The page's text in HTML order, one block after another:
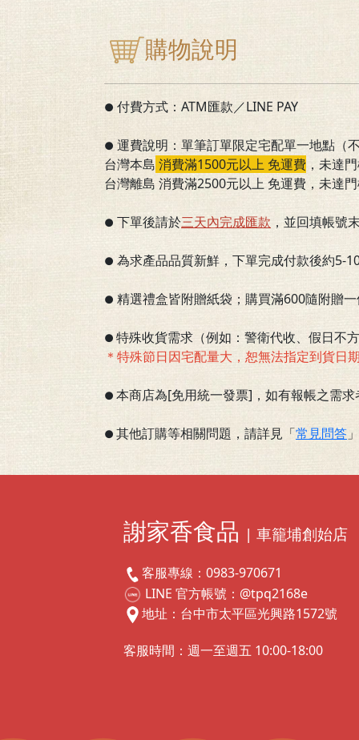
購物說明
● 付費方式：ATM匯款／LINE PAY
● 運費說明：單筆訂單限定宅配單一地點（
台灣本島 消費滿1500元以上 免運費 ， 未達
台灣離島 消費滿2500元以上 免運費，未達
● 下單後請於三天內完成匯款 ，並回填帳號
● 為求產品品質新鮮，下單完成付款後約5-
● 精選禮盒皆附贈紙袋；購買滿600隨附贈
● 特殊收貨需求（例如：警衛代收、假日不
＊特殊節日因宅配量大，恕無法指定到貨日
● 本商店為[免用統一發票]，如有報帳之需
● 其他訂購等相關問題，請詳見「常見問答 」
謝家香食品 | 車籠埔創始店
客服專線：0983-970671
LINE 官方帳號：@tpq2168e
地址：台中市太平區光興路1572號
客服時間：週一至週五 10:00-18:00